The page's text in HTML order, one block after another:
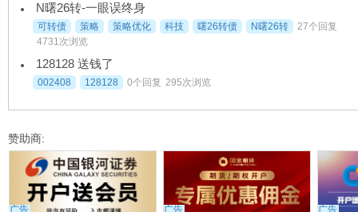
N曙26转-一眼误终身
可转债 策略 策略优化 科技 曙26转债 N曙26转
27个回复
4731次浏览
128128 送钱了
002408 128128 0个回复 295次浏览
赞助商: